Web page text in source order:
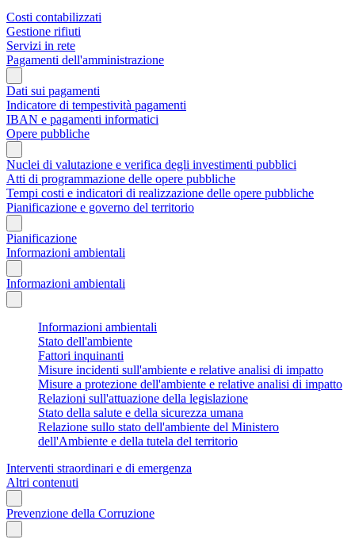
Costi contabilizzati
Gestione rifiuti
Servizi in rete
Pagamenti dell'amministrazione
Dati sui pagamenti
Indicatore di tempestività pagamenti
IBAN e pagamenti informatici
Opere pubbliche
Nuclei di valutazione e verifica degli investimenti pubblici
Atti di programmazione delle opere pubbliche
Tempi costi e indicatori di realizzazione delle opere pubbliche
Pianificazione e governo del territorio
Pianificazione
Informazioni ambientali
Informazioni ambientali
Informazioni ambientali
Stato dell'ambiente
Fattori inquinanti
Misure incidenti sull'ambiente e relative analisi di impatto
Misure a protezione dell'ambiente e relative analisi di impatto
Relazioni sull'attuazione della legislazione
Stato della salute e della sicurezza umana
Relazione sullo stato dell'ambiente del Ministero
dell'Ambiente e della tutela del territorio
Interventi straordinari e di emergenza
Altri contenuti
Prevenzione della Corruzione